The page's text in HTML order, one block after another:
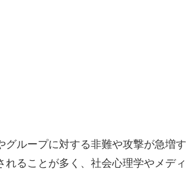
ループに対する非難や攻撃が急増す
ることが多く、社会心理学やメディ